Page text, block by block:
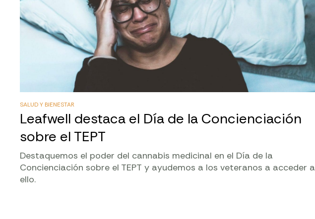
SALUD Y BIENESTAR
Leafwell destaca el Día de la Concienciación
sobre el TEPT
Destaquemos el poder del cannabis medicinal en el Día de la
Concienciación sobre el TEPT y ayudemos a los veteranos a acceder a
ello.